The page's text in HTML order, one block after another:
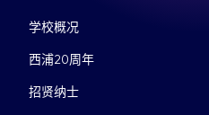
学校概况
西浦20周年
招贤纳士